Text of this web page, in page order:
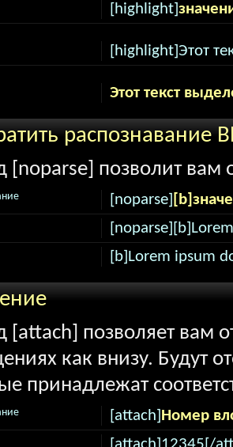
[highlight]
[highlight]Этот
Этот текст
распознавание
[noparse] позволит вам
[noparse]
[b]Lorem ipsum
[attach] позволяет вам
как внизу. Будут
принадлежат
[attach] Номер